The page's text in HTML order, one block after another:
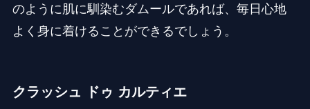
のように肌に馴染むダムールであれば、毎日心地
よく身に着けることができるでしょう。
クラッシュ ドゥ カルティエ